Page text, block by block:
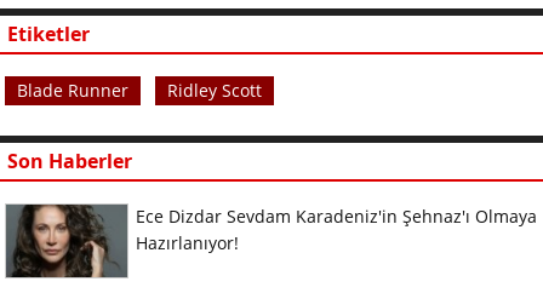
Etiketler
Blade Runner Ridley Scott
Son Haberler
Ece Dizdar Sevdam Karadeniz'in Şehnaz'ı Olmaya
Hazırlanıyor!